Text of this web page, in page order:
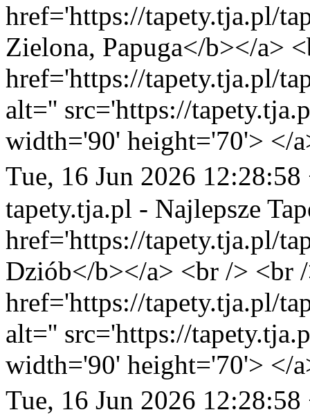
href='https://tapety.tja.pl/
Zielona, Papuga</b></a>
href='https://tapety.tja.pl/
alt='' src='https://
width='90' height='70'> </
Tue, 16 Jun 2026 12:28:58
tapety.tja.pl - Najlepsze
href='https://tapety.tja.pl/
Dziób</b></a> <br /> <br
href='https://tapety.tja.pl/
alt='' src='https://
width='90' height='70'> </
Tue, 16 Jun 2026 12:28:58